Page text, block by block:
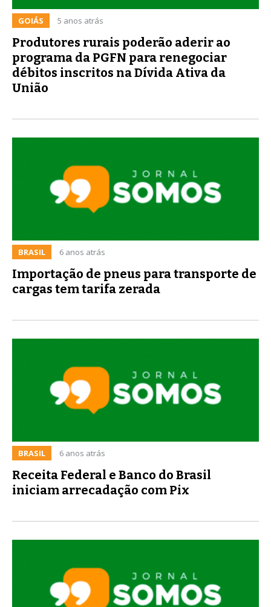
GOIÁS 5 anos atrás
Produtores rurais poderão aderir ao
programa da PGFN para renegociar
débitos inscritos na Dívida Ativa da
União
BRASIL 6 anos atrás
Importação de pneus para transporte de
cargas tem tarifa zerada
BRASIL 6 anos atrás
Receita Federal e Banco do Brasil
iniciam arrecadação com Pix